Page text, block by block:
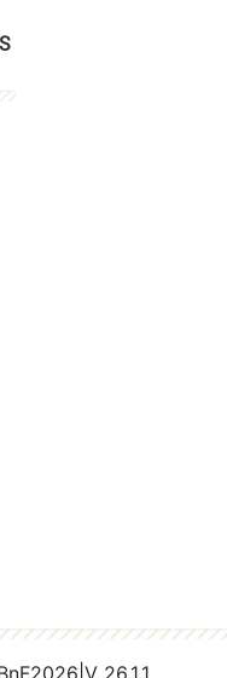
2026 V 26.1.1